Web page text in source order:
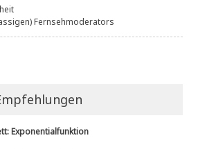
Fernsehmoderators
Exponentialfunktion